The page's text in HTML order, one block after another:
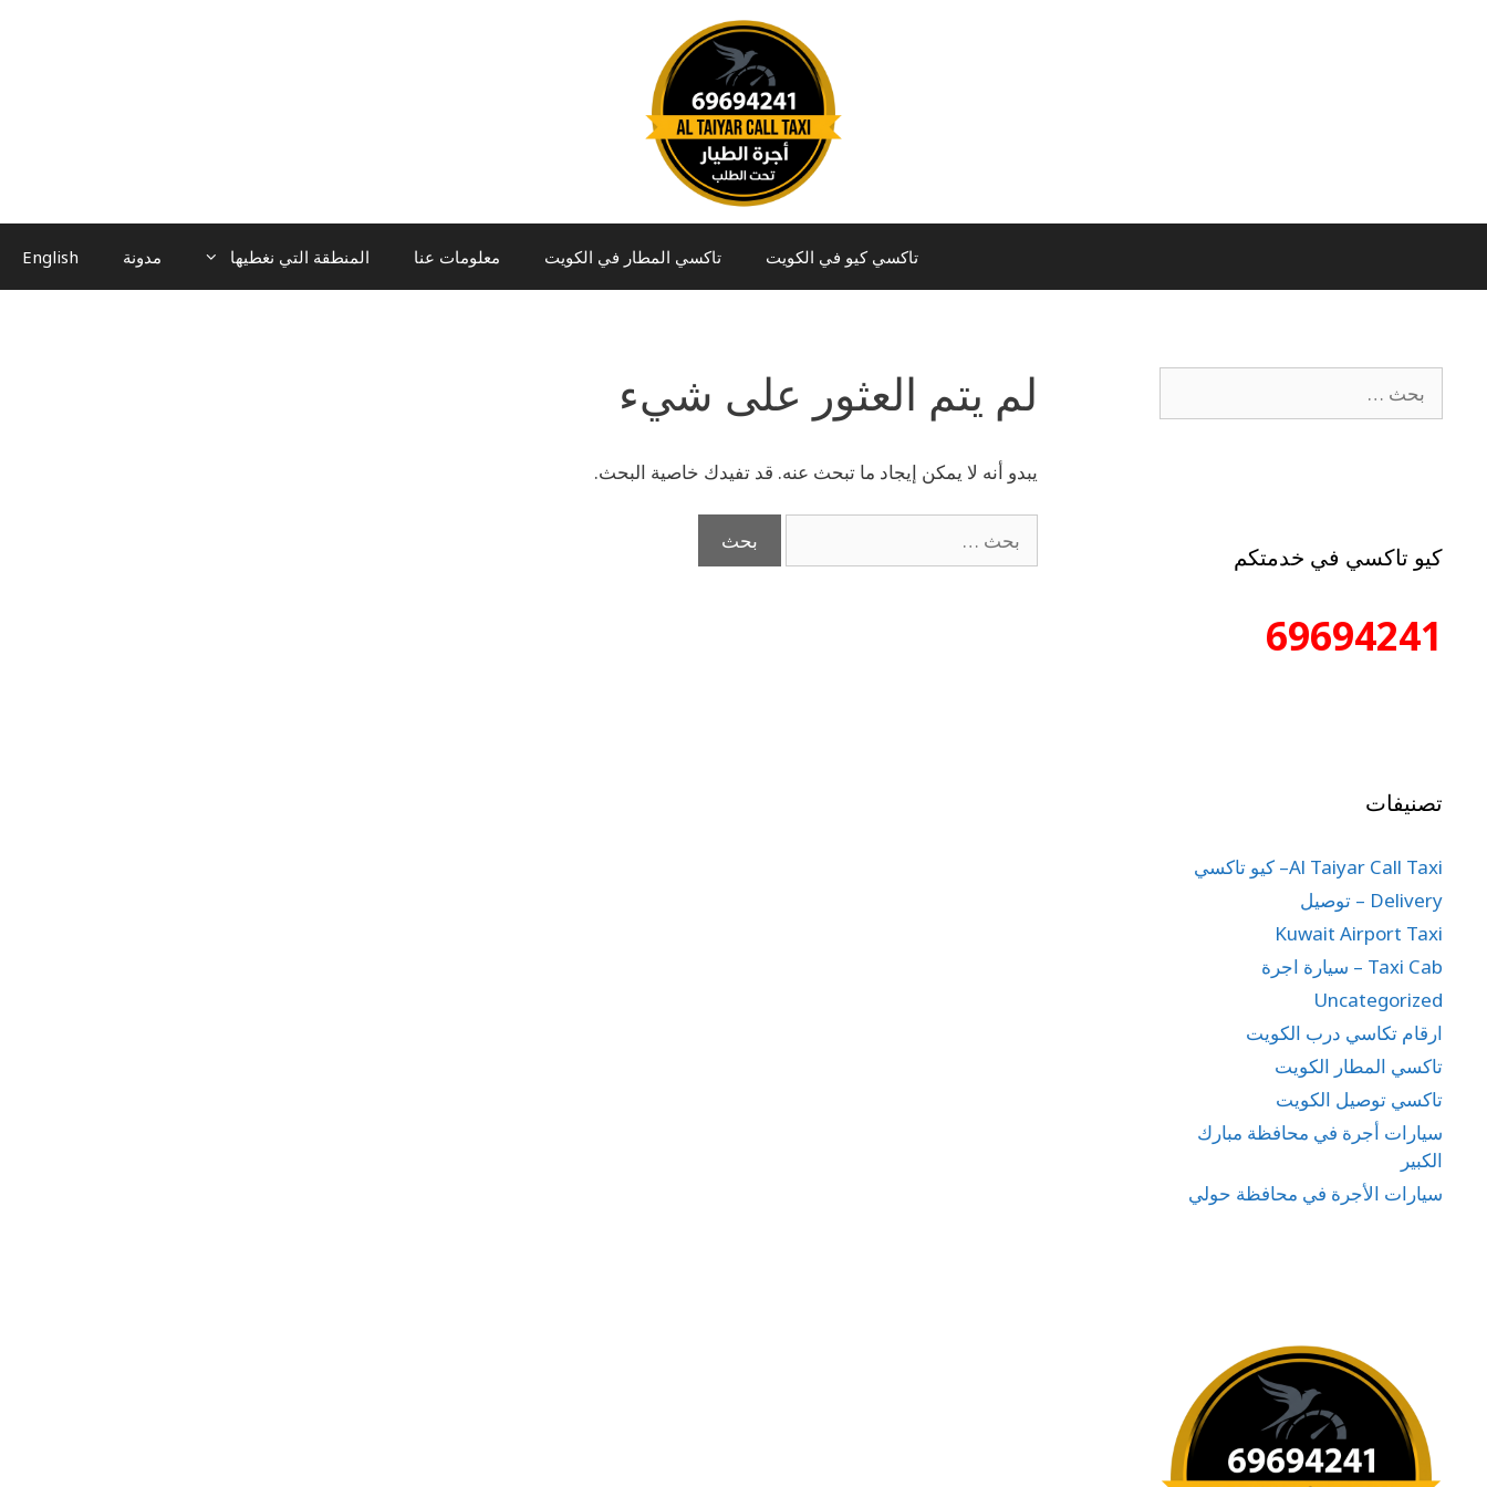
تاكسي كيو في الكويت تاكسي المطار في الكويت معلومات عنا المنطقة التي نغطيها مدونة English
لم يتم العثور على شيء
يبدو أنه لا يمكن إيجاد ما تبحث عنه. قد تفيدك خاصية البحث.
كيو تاكسي في خدمتكم
69694241
تصنيفات
Al Taiyar Call Taxi– كيو تاكسي
Delivery – توصيل
Kuwait Airport Taxi
Taxi Cab – سيارة اجرة
Uncategorized
ارقام تكاسي درب الكويت
تاكسي المطار الكويت
تاكسي توصيل الكويت
سيارات أجرة في محافظة مبارك
الكبير
سيارات الأجرة في محافظة حولي